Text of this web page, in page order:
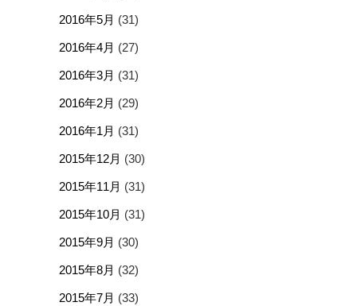
2016年5月 (31)
2016年4月 (27)
2016年3月 (31)
2016年2月 (29)
2016年1月 (31)
2015年12月 (30)
2015年11月 (31)
2015年10月 (31)
2015年9月 (30)
2015年8月 (32)
2015年7月 (33)